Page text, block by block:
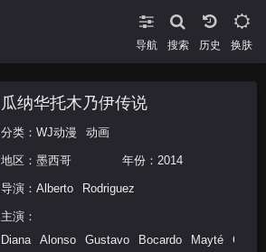
导航 搜索 换肤
瓜纳华托木乃伊传说
分类： WJ动漫 动画
地区： 墨西哥 年份： 2014
导演： Alberto Rodriguez
主演：
Diana
Alonso Gustavo Bocardo Mayté